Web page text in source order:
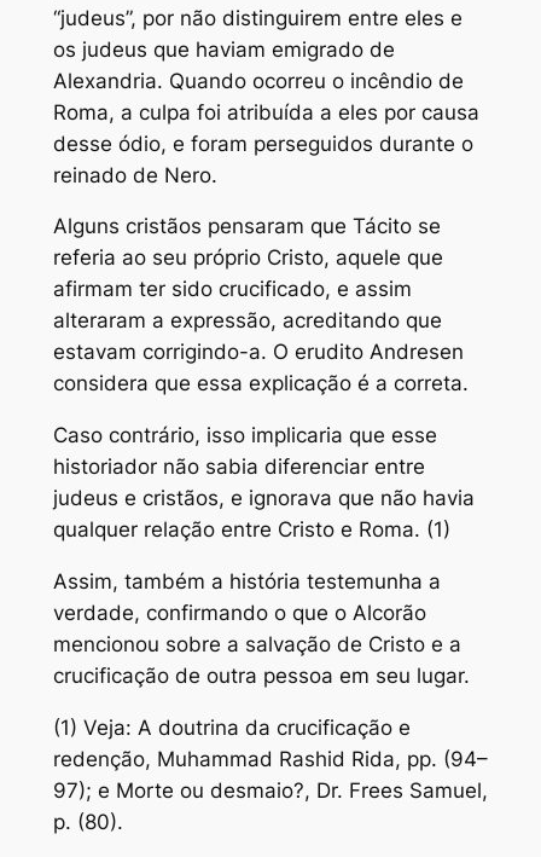
“judeus”, por não distinguirem entre eles e
os judeus que haviam emigrado de
Alexandria. Quando ocorreu o incêndio de
Roma, a culpa foi atribuída a eles por causa
desse ódio, e foram perseguidos durante o
reinado de Nero.
Alguns cristãos pensaram que Tácito se
referia ao seu próprio Cristo, aquele que
afirmam ter sido crucificado, e assim
alteraram a expressão, acreditando que
estavam corrigindo-a. O erudito Andresen
considera que essa explicação é a correta.
Caso contrário, isso implicaria que esse
historiador não sabia diferenciar entre
judeus e cristãos, e ignorava que não havia
qualquer relação entre Cristo e Roma. (1)
Assim, também a história testemunha a
verdade, confirmando o que o Alcorão
mencionou sobre a salvação de Cristo e a
crucificação de outra pessoa em seu lugar.
(1) Veja: A doutrina da crucificação e
redenção, Muhammad Rashid Rida, pp. (94–
97); e Morte ou desmaio?, Dr. Frees Samuel,
p. (80).